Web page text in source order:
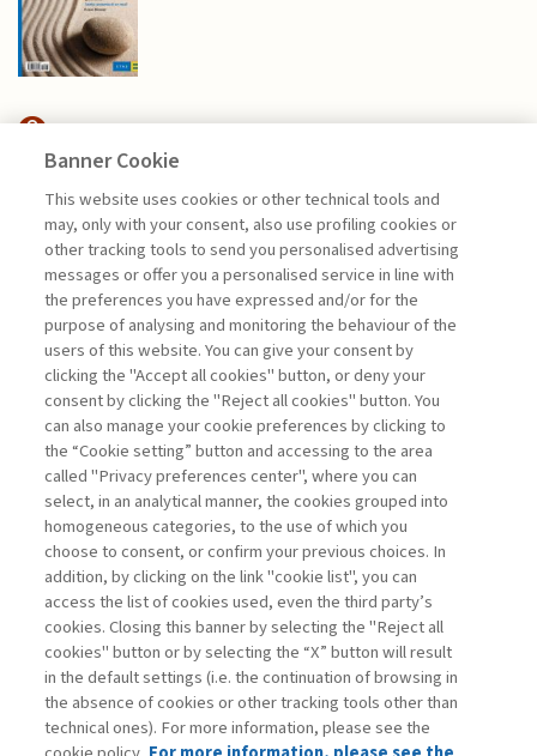
HIGHLIGHTS
CAPITALE DI RISCHIO: ASSET
CHIAVE PER ...
di Stefano Caselli
La consultazione dei libri è riservata esclusivamente
agli abbonati Premium
Legenda: Accedi Per registrati Per abbonati
Contatti
Abbonamenti
Archivio rubriche
Banner Cookie
This website uses cookies or other technical tools and
may, only with your consent, also use profiling cookies or
other tracking tools to send you personalised advertising
messages or offer you a personalised service in line with
the preferences you have expressed and/or for the
purpose of analysing and monitoring the behaviour of the
users of this website. You can give your consent by
clicking the "Accept all cookies" button, or deny your
consent by clicking the "Reject all cookies" button. You
can also manage your cookie preferences by clicking to
the “Cookie setting” button and accessing to the area
called "Privacy preferences center", where you can
select, in an analytical manner, the cookies grouped into
homogeneous categories, to the use of which you
choose to consent, or confirm your previous choices. In
addition, by clicking on the link "cookie list", you can
access the list of cookies used, even the third party’s
cookies. Closing this banner by selecting the "Reject all
cookies" button or by selecting the “X” button will result
in the default settings (i.e. the continuation of browsing in
the absence of cookies or other tracking tools other than
technical ones). For more information, please see the